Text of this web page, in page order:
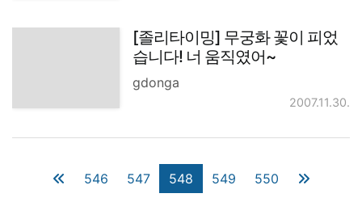
[졸리타이밍] 무궁화 꽃이 피었
습니다! 너 움직였어~
gdonga
2007.11.30.
546 547 548 549 550